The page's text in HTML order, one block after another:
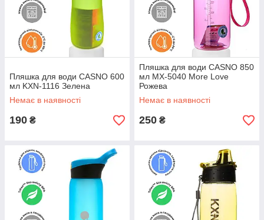
Пляшка для води CASNO 600
мл KXN-1116 Зелена
Немає в наявності
190 ₴
Пляшка для води CASNO 850
мл MX-5040 More Love
Рожева
Немає в наявності
250 ₴